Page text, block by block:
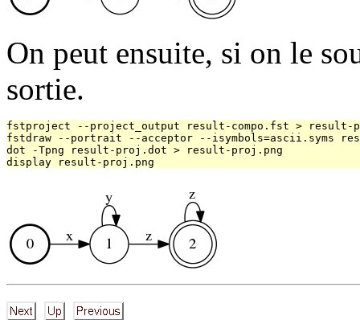
On peut ensuite, si on le
sortie.
fstproject --project_output result-compo.fst >
fstdraw --portrait --acceptor --isymbols=ascii.syms
dot -Tpng result-proj.dot > result-proj.png